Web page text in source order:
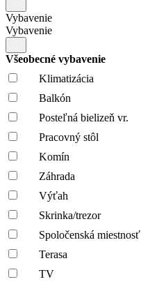
Vybavenie
Vybavenie
Všeobecné vybavenie
Klimatizácia
Balkón
Posteľná bielizeň vr.
Pracovný stôl
Komín
Záhrada
Výťah
Skrinka/trezor
Spoločenská miestnosť
Terasa
TV